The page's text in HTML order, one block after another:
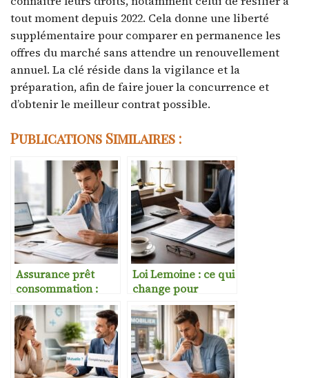
tout moment depuis 2022. Cela donne une liberté
supplémentaire pour comparer en permanence les
offres du marché sans attendre un renouvellement
annuel. La clé réside dans la vigilance et la
préparation, afin de faire jouer la concurrence et
d’obtenir le meilleur contrat possible.
Publications Similaires :
Assurance prêt
consommation :
faut-il la prendre ?
Loi Lemoine : ce qui
change pour
l’assurance crédit